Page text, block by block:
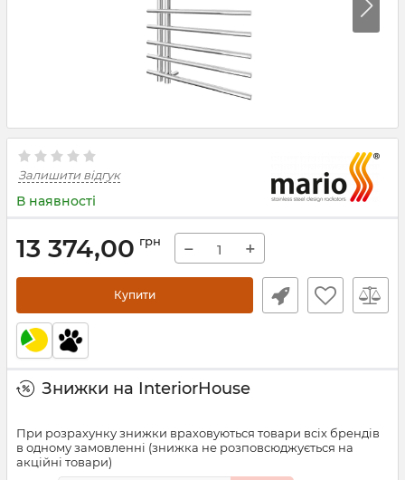
Залишити відгук
В наявності
13 374,00 грн − +
Купити
Знижки на InteriorHouse
При розрахунку знижки враховуються товари всіх брендів
в одному замовленні (знижка не розповсюджується на
акційні товари)